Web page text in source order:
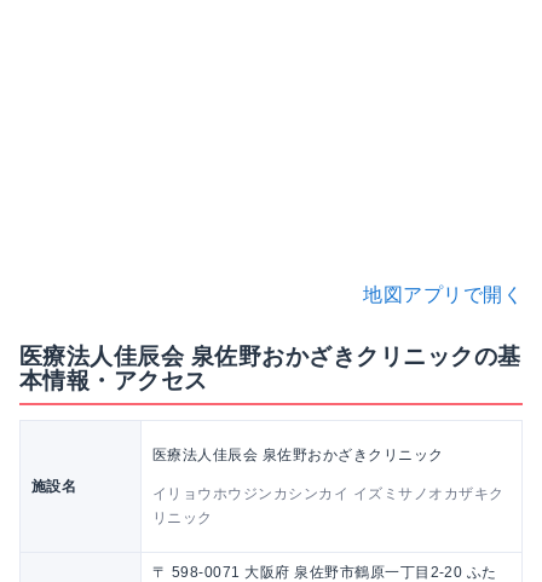
地図アプリで開く
医療法人佳辰会 泉佐野おかざきクリニックの基
本情報・アクセス
施設名
医療法人佳辰会 泉佐野おかざきクリニック
イリョウホウジンカシンカイ イズミサノオカザキク
リニック
〒 598-0071 大阪府 泉佐野市鶴原一丁目2-20 ふた